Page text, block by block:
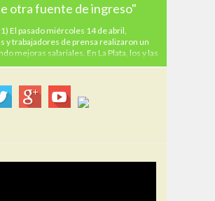
otra fuente de ingreso"
El pasado miércoles 14 de abril,
y trabajadores de prensa realizaron un
mejoras salariales. En La Plata, los y las
diario El Día, llevaron a cabo un cese de
nos comunicamos con...